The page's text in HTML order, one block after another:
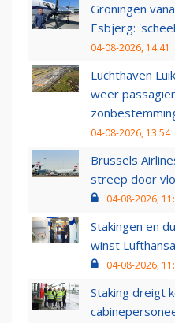
Groningen
Esbjerg:
04-08-2026, 14:41
Luchthaven
weer
04-08-2026, 13:54
Brussels
streep door
04-08-2026,
Stakingen en
winst
04-08-2026,
Staking dreigt